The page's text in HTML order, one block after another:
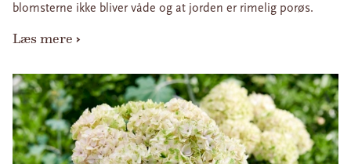
blomsterne ikke bliver våde og at jorden er rimelig porøs.
Læs mere